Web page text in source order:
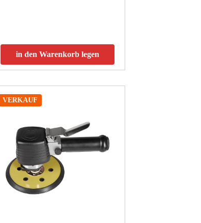
in den Warenkorb legen
VERKAUF